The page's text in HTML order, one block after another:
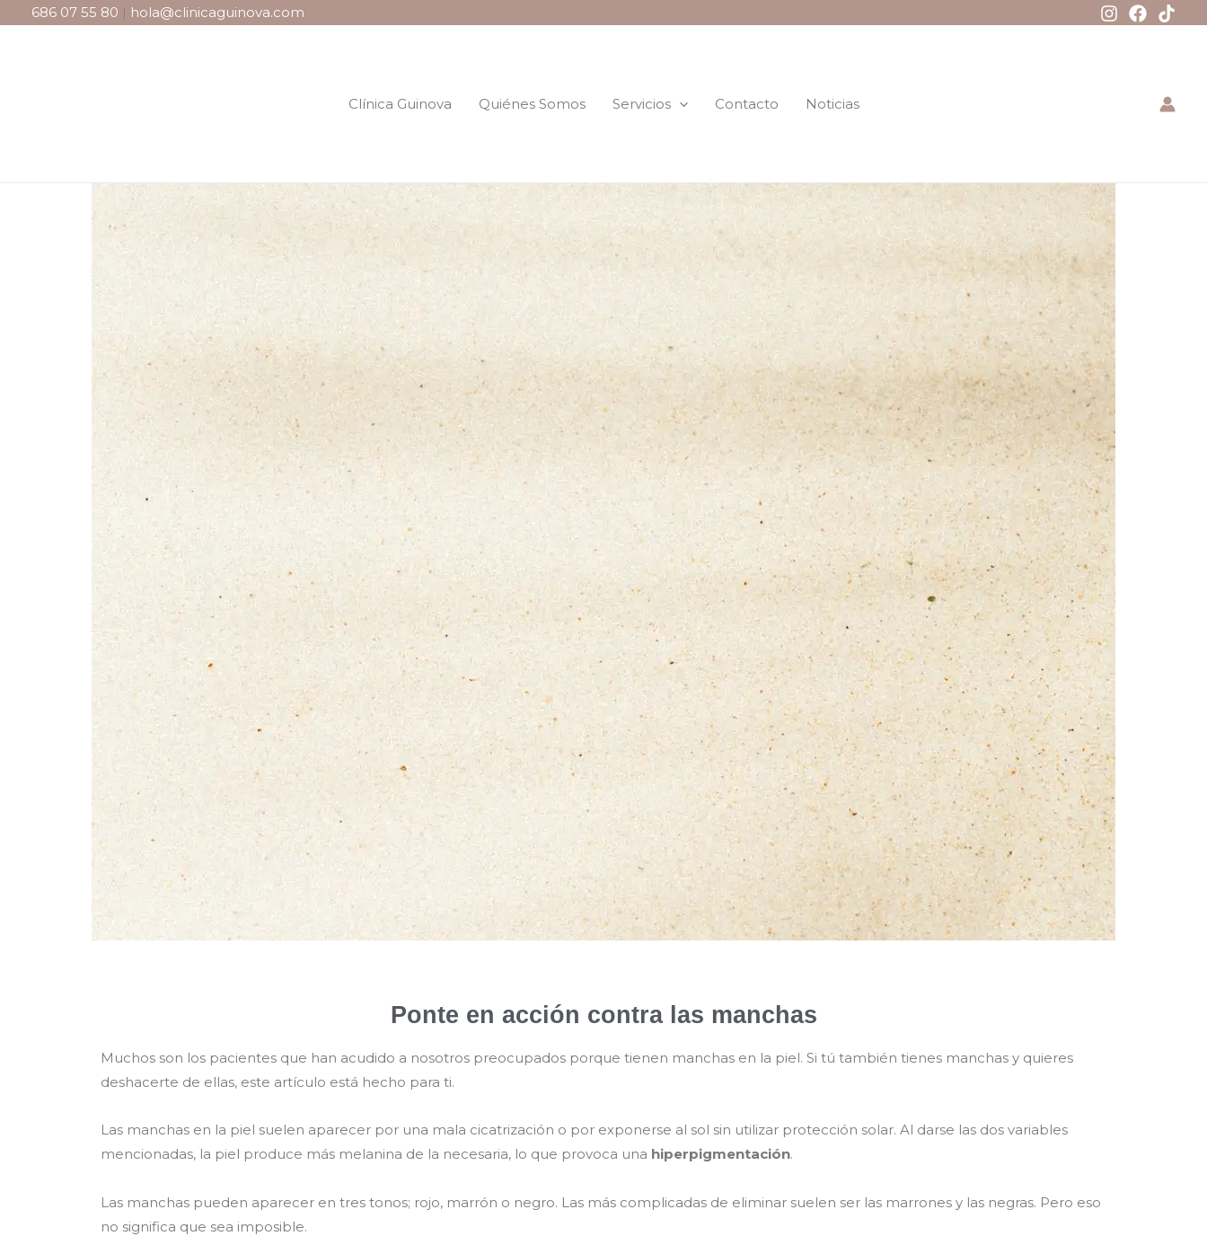
686 07 55 80 | hola@clinicaguinova.com
Clínica Guinova Quiénes Somos Servicios Contacto Noticias
Ponte en acción contra las manchas
Muchos son los pacientes que han acudido a nosotros preocupados porque tienen manchas en la piel. Si tú también tienes manchas y quieres
deshacerte de ellas, este artículo está hecho para ti.
Las manchas en la piel suelen aparecer por una mala cicatrización o por exponerse al sol sin utilizar protección solar. Al darse las dos variables
mencionadas, la piel produce más melanina de la necesaria, lo que provoca una hiperpigmentación.
Las manchas pueden aparecer en tres tonos; rojo, marrón o negro. Las más complicadas de eliminar suelen ser las marrones y las negras. Pero eso
no significa que sea imposible.